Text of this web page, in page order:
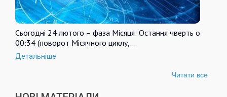
Сьогодні 24 лютого – фаза Місяця: Остання чверть о
00:34 (поворот Місячного циклу,…
Детальніше
Читати все